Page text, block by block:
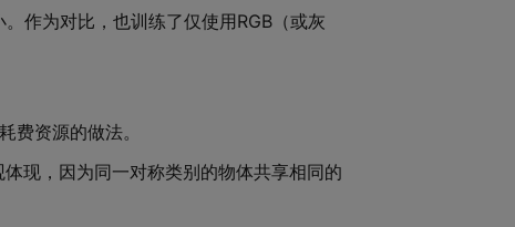
作为对比，也训练了仅使用RGB（或灰
费资源的做法。
现，因为同一对称类别的物体共享相同的